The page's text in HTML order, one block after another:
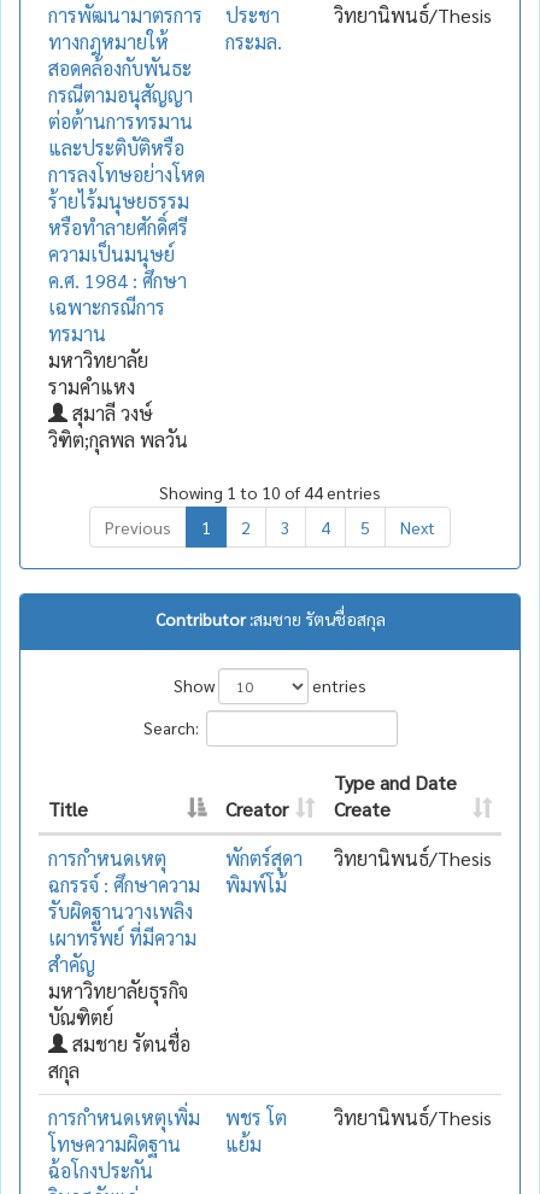
การพัฒนามาตรการ
ทางกฎหมายให้
สอดคล้องกับพันธะ
กรณีตามอนุสัญญา
ต่อต้านการทรมาน
และประติบัติหรือ
การลงโทษอย่างโหด
ร้ายไร้มนุษยธรรม
หรือทำลายศักดิ์ศรี
ความเป็นมนุษย์
ค.ศ. 1984 : ศึกษา
เฉพาะกรณีการ
ทรมาน
มหาวิทยาลัย
รามคำแหง
สุมาลี วงษ์
วิฑิต;กุลพล พลวัน
ประชา
กระมล.
วิทยานิพนธ์/Thesis
Showing 1 to 10 of 44 entries
Previous
1 2 3 4 5 Next
Contributor :สมชาย รัตนชื่อสกุล
Show
entries
Search:
Title Creator
Type and Date
Create
การกำหนดเหตุ
ฉกรรจ์ : ศึกษาความ
รับผิดฐานวางเพลิง
เผาทรัพย์ ที่มีความ
สำคัญ
มหาวิทยาลัยธุรกิจ
บัณฑิตย์
สมชาย รัตนชื่อ
สกุล
พักตร์สุดา
พิมพ์โม้
วิทยานิพนธ์/Thesis
การกำหนดเหตุเพิ่ม
โทษความผิดฐาน
ฉ้อโกงประกัน
พชร โต
แย้ม
วิทยานิพนธ์/Thesis